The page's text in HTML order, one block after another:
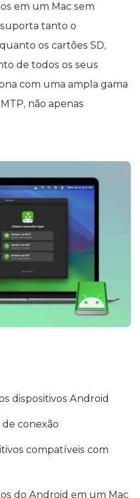
em um Mac sem
tanto o
os cartões SD,
de todos os seus
com uma ampla gama
não apenas
dispositivos Android
conexão
compatíveis com
do Android em um Mac